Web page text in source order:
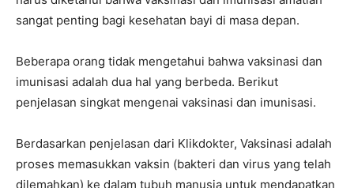
sangat penting bagi kesehatan bayi di masa depan.
Beberapa orang tidak mengetahui bahwa vaksinasi dan
imunisasi adalah dua hal yang berbeda. Berikut
penjelasan singkat mengenai vaksinasi dan imunisasi.
Berdasarkan penjelasan dari Klikdokter, Vaksinasi adalah
proses memasukkan vaksin (bakteri dan virus yang telah
dilemahkan) ke dalam tubuh manusia untuk mendapatkan